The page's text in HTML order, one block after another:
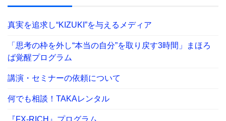
真実を追求し“KIZUKI”を与えるメディア
「思考の枠を外し“本当の自分”を取り戻す3時間」まほろ
ば覚醒プログラム
講演・セミナーの依頼について
何でも相談！TAKAレンタル
『FX-RICH』プログラム